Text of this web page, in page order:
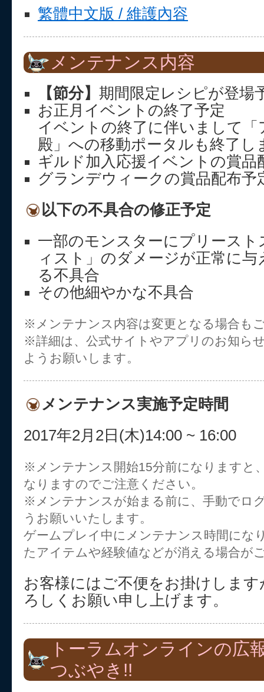
繁體中文版 / 維護內容
メンテナンス内容
【節分】 期間限定レシピが登場
お正月イベントの終了予定
イベントの終了に伴いまして
殿」への移動ポータルも終了し
ギルド加入応援イベントの賞品
グランデウィークの賞品配布予
以下の不具合の修正予定
一部のモンスターにプリース
ィスト」のダメージが正常に
る不具合
その他細やかな不具合
※メンテナンス内容は変更となる場合も
※詳細は、公式サイトやアプリのお知ら
ようお願いします。
メンテナンス実施予定時間
2017年2月2日(木)14:00 ~ 16:00
※メンテナンス開始15分前になりますと
なりますのでご注意ください。
※メンテナンスが始まる前に、手動でロ
うお願いいたします。
ゲームプレイ中にメンテナンス時間にな
たアイテムや経験値などが消える場合が
お客様にはご不便をお掛けしま
ろしくお願い申し上げます。
トーラムオンラインの広
つぶやき!!